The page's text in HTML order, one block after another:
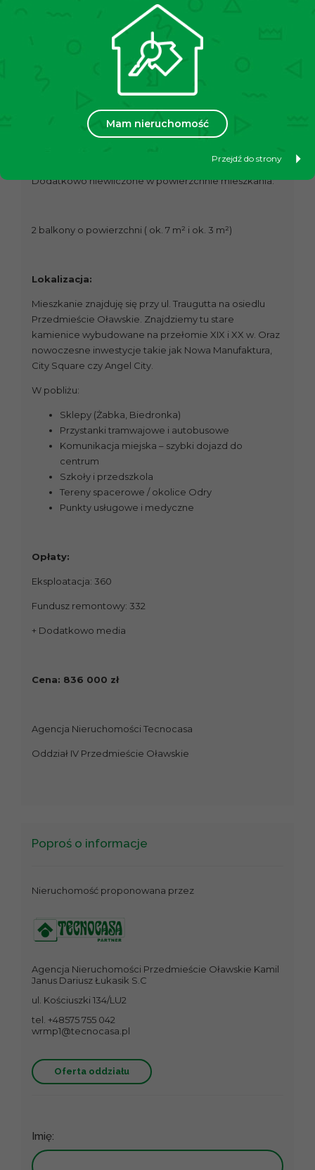
Mam nieruchomość
Przejdź do strony
• Przestronny przedpokój (ok. 21 m²)
• Kuchnia (ok. 12 m²) + spiżarka ( ok. 4 m²)
Dodatkowo niewliczone w powierzchnie mieszkania:
2 balkony o powierzchni ( ok. 7 m² i ok. 3 m²)
Lokalizacja:
Mieszkanie znajduję się przy ul. Traugutta na osiedlu
Przedmieście Oławskie. Znajdziemy tu stare
kamienice wybudowane na przełomie XIX i XX w. Oraz
nowoczesne inwestycje takie jak Nowa Manufaktura,
City Square czy Angel City.
W pobliżu:
Sklepy (Żabka, Biedronka)
Przystanki tramwajowe i autobusowe
Komunikacja miejska – szybki dojazd do
centrum
Szkoły i przedszkola
Tereny spacerowe / okolice Odry
Punkty usługowe i medyczne
Opłaty:
Eksploatacja: 360
Fundusz remontowy: 332
+ Dodatkowo media
Cena: 836 000 zł
Agencja Nieruchomości Tecnocasa
Oddział IV Przedmieście Oławskie
Poproś o informacje
Nieruchomość proponowana przez
Agencja Nieruchomości Przedmieście Oławskie Kamil
Janus Dariusz Łukasik S.C
ul. Kościuszki 134/LU2
tel. +48575 755 042
wrmp1@tecnocasa.pl
Oferta oddziału
Imię: